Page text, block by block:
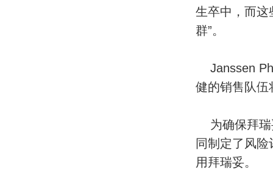
生卒中，而这
群”。
Janssen
健的销售队伍
为确保拜
同制定了风
用拜瑞妥。